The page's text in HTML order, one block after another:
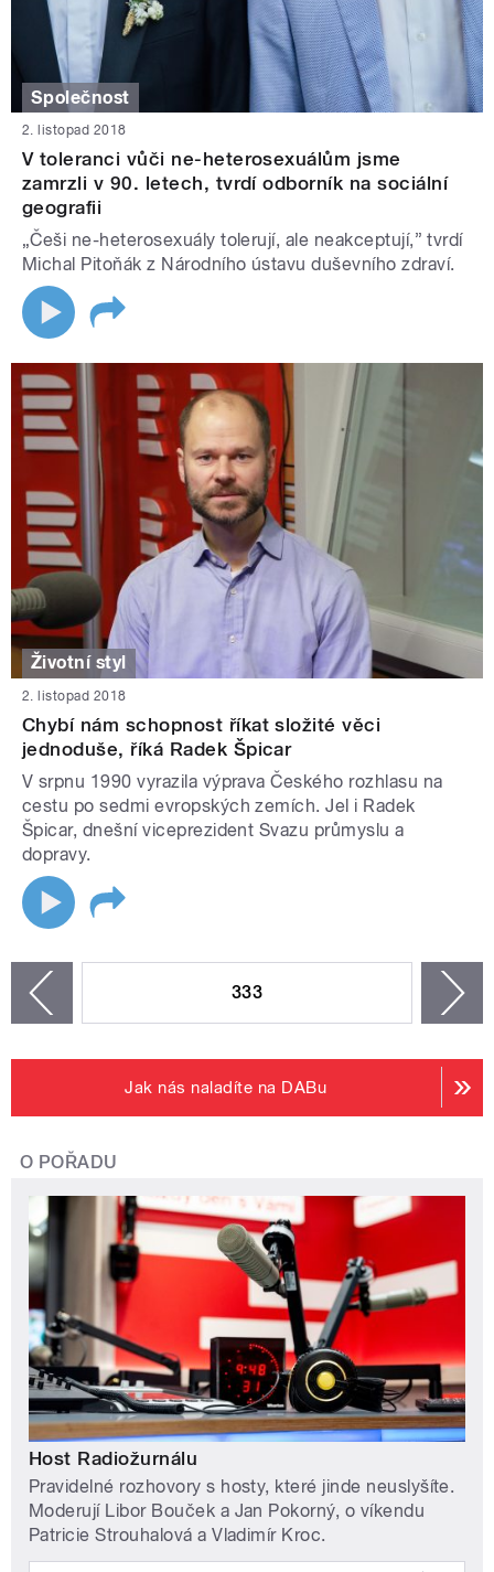
Společnost
2. listopad 2018
V toleranci vůči ne-heterosexuálům jsme
zamrzli v 90. letech, tvrdí odborník na sociální
geografii
„Češi ne-heterosexuály tolerují, ale neakceptují,” tvrdí
Michal Pitoňák z Národního ústavu duševního zdraví.
Životní styl
2. listopad 2018
Chybí nám schopnost říkat složité věci
jednoduše, říká Radek Špicar
V srpnu 1990 vyrazila výprava Českého rozhlasu na
cestu po sedmi evropských zemích. Jel i Radek
Špicar, dnešní viceprezident Svazu průmyslu a
dopravy.
333
Jak nás naladíte na DABu
O POŘADU
Host Radiožurnálu
Pravidelné rozhovory s hosty, které jinde neuslyšíte.
Moderují Libor Bouček a Jan Pokorný, o víkendu
Patricie Strouhalová a Vladimír Kroc.